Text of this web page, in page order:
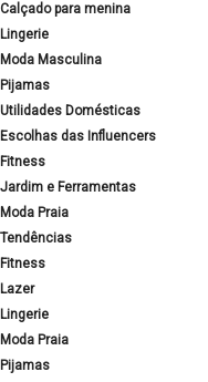
Calçado para menina
Lingerie
Moda Masculina
Pijamas
Utilidades Domésticas
Escolhas das Influencers
Fitness
Jardim e Ferramentas
Moda Praia
Tendências
Fitness
Lazer
Lingerie
Moda Praia
Pijamas